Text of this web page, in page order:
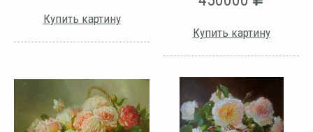
Купить картину
Купить картину